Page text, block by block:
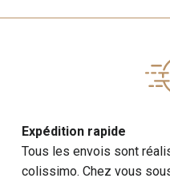
Expédition rapide
Tous les envois sont
colissimo. Chez vous